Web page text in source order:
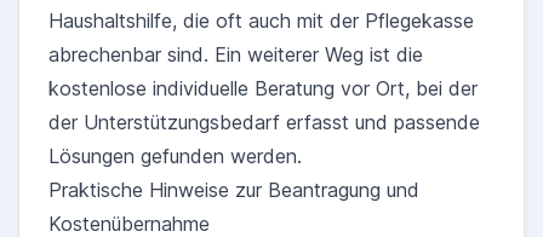
Haushaltshilfe, die oft auch mit der Pflegekasse
abrechenbar sind. Ein weiterer Weg ist die
kostenlose individuelle Beratung vor Ort, bei der
der Unterstützungsbedarf erfasst und passende
Lösungen gefunden werden.
Praktische Hinweise zur Beantragung und
Kostenübernahme